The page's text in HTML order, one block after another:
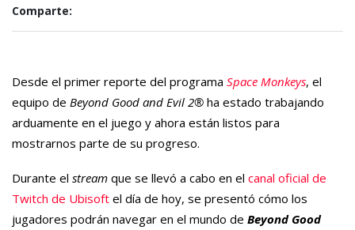
Comparte:
Desde el primer reporte del programa Space Monkeys, el
equipo de Beyond Good and Evil 2® ha estado trabajando
arduamente en el juego y ahora están listos para
mostrarnos parte de su progreso.
Durante el stream que se llevó a cabo en el canal oficial de
Twitch de Ubisoft el día de hoy, se presentó cómo los
jugadores podrán navegar en el mundo de Beyond Good